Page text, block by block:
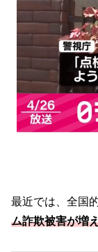
最近では、全国
ム詐欺被害が増